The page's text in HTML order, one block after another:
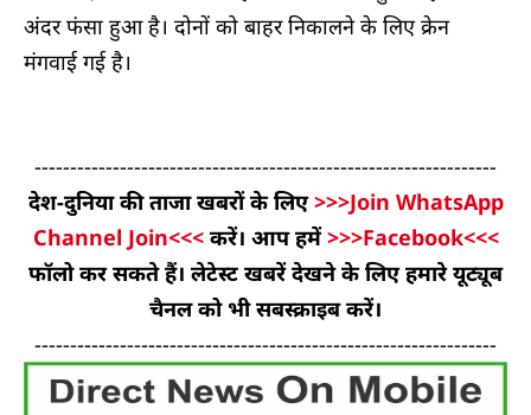
अंदर फंसा हुआ है। दोनों को बाहर निकालने के लिए क्रेन
मंगवाई गई है।
-----------------------------------------------------------------
देश-दुनिया की ताजा खबरों के लिए>>>Join WhatsApp
Channel Join<<< करें। आप हमें>>>Facebook<<<
फॉलो कर सकते हैं। लेटेस्ट खबरें देखने के लिए हमारे यूट्यूब
चैनल को भी सबस्क्राइब करें।
-----------------------------------------------------------------